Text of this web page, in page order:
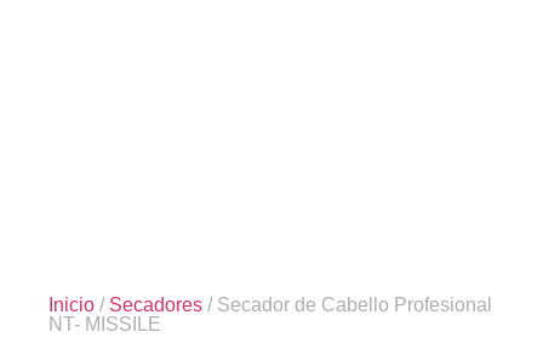
Inicio / Secadores / Secador de Cabello Profesional
NT- MISSILE